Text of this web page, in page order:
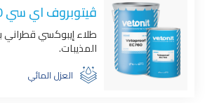
ڤيتوبروف اي سي 760
طلاء إيبوكسي قطراني
المذيبات.
العزل المائي